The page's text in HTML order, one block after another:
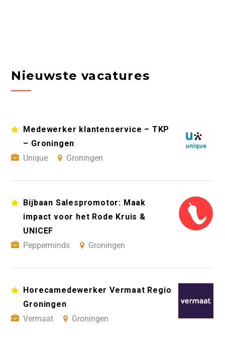
Nieuwste vacatures
Medewerker klantenservice – TKP
– Groningen
Unique
Groningen
Bijbaan Salespromotor: Maak
impact voor het Rode Kruis &
UNICEF
Pepperminds
Groningen
Horecamedewerker Vermaat Regio
Groningen
Vermaat
Groningen